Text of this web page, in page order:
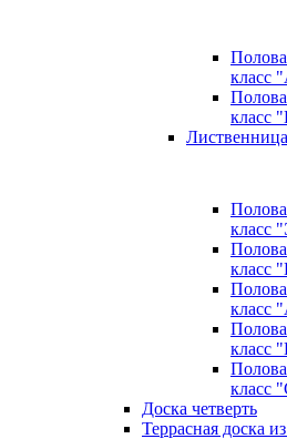
класс
класс
Лиственница
класс
класс
класс
класс
Доска четверть
Террасная доска